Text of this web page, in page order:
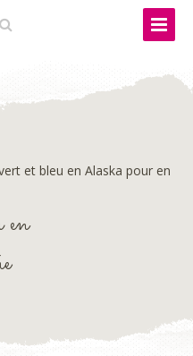
et bleu en Alaska pour en
en